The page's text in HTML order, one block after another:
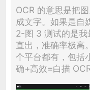
OCR 的意思是把
成文字。如果是自
2-图 3 测试的是我
直出，准确率极高
个平台都有，包括
确+高效=白描